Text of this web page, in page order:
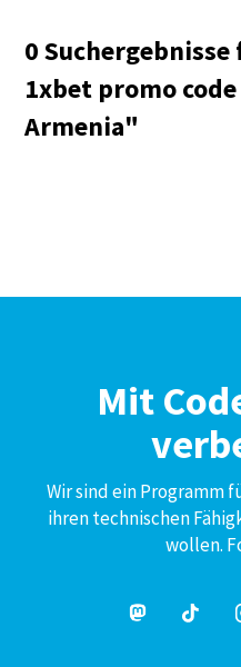
0
1xbet promo
Armenia"
Mit
Wir sind ein Programm
ihren technischen
wollen.